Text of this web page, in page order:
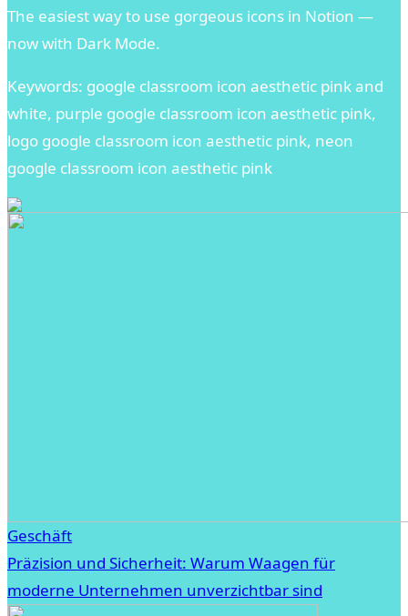
The easiest way to use gorgeous icons in Notion —
now with Dark Mode.
Keywords: google classroom icon aesthetic pink and
white, purple google classroom icon aesthetic pink,
logo google classroom icon aesthetic pink, neon
google classroom icon aesthetic pink
Geschäft
Präzision und Sicherheit: Warum Waagen für
moderne Unternehmen unverzichtbar sind